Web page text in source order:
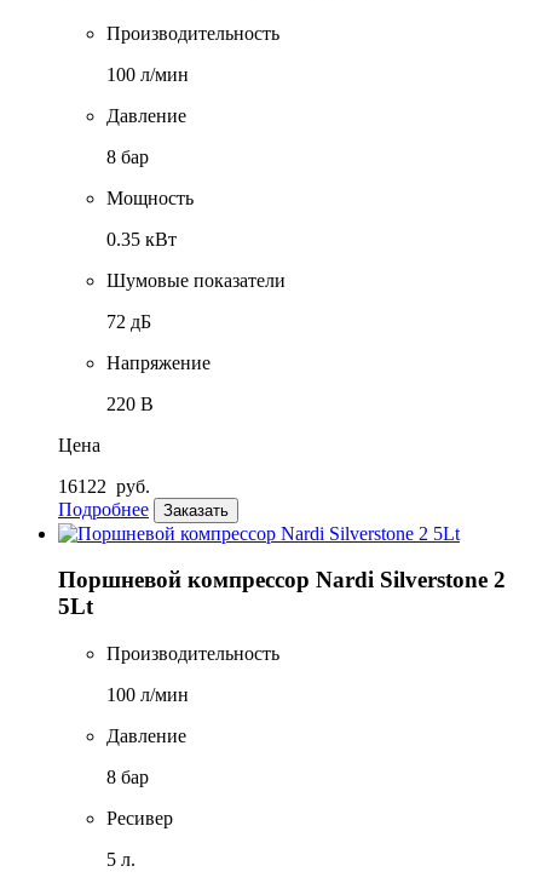
Производительность
100 л/мин
Давление
8 бар
Мощность
0.35 кВт
Шумовые показатели
72 дБ
Напряжение
220 В
Цена
16122 руб.
Подробнее
Заказать
Поршневой компрессор Nardi Silverstone 2
5Lt
Производительность
100 л/мин
Давление
8 бар
Ресивер
5 л.